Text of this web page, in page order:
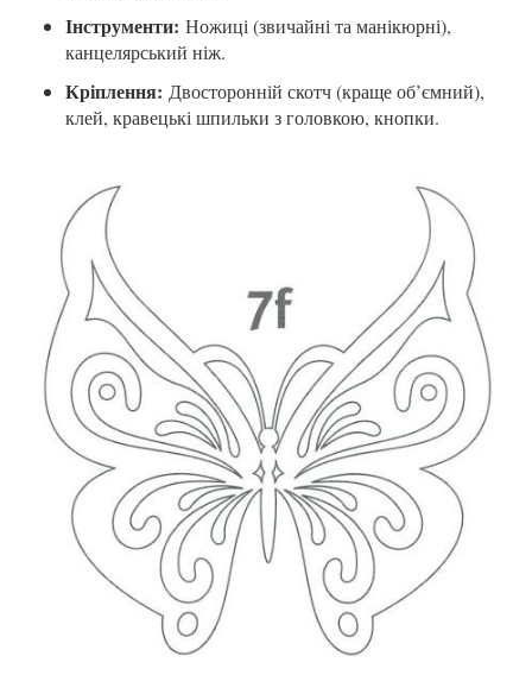
Інструменти: Ножиці (звичайні та манікюрні),
канцелярський ніж.
Кріплення: Двосторонній скотч (краще об’ємний),
клей, кравецькі шпильки з головкою, кнопки.